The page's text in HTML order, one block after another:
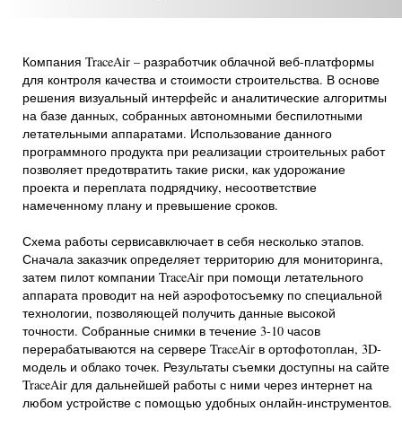
Компания TraceAir – разработчик облачной веб-платформы
для контроля качества и стоимости строительства. В основе
решения визуальный интерфейс и аналитические алгоритмы
на базе данных, собранных автономными беспилотными
летательными аппаратами. Использование данного
программного продукта при реализации строительных работ
позволяет предотвратить такие риски, как удорожание
проекта и переплата подрядчику, несоответствие
намеченному плану и превышение сроков.
Схема работы сервисавключает в себя несколько этапов.
Сначала заказчик определяет территорию для мониторинга,
затем пилот компании TraceAir при помощи летательного
аппарата проводит на ней аэрофотосъемку по специальной
технологии, позволяющей получить данные высокой
точности. Собранные снимки в течение 3-10 часов
перерабатываются на сервере TraceAir в ортофотоплан, 3D-
модель и облако точек. Результаты съемки доступны на сайте
TraceAir для дальнейшей работы с ними через интернет на
любом устройстве с помощью удобных онлайн-инструментов.